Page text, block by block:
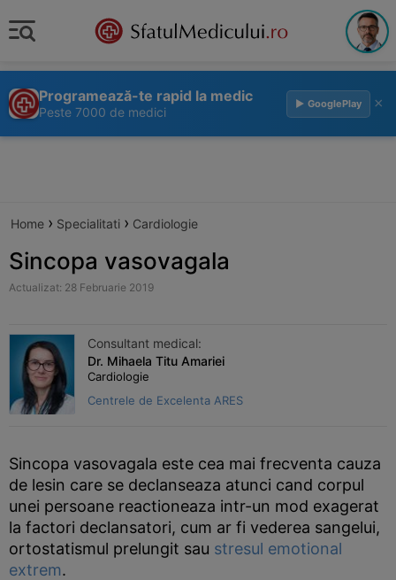
Programează-te rapid la medic
Peste 7000 de medici
▶ GooglePlay ×
Home › Specialitati › Cardiologie
Sincopa vasovagala
Actualizat: 28 Februarie 2019
Consultant medical:
Dr. Mihaela Titu Amariei
Cardiologie
Centrele de Excelenta ARES
Sincopa vasovagala este cea mai frecventa cauza
de lesin care se declanseaza atunci cand corpul
unei persoane reactioneaza intr-un mod exagerat
la factori declansatori, cum ar fi vederea sangelui,
ortostatismul prelungit sau stresul emotional
extrem.